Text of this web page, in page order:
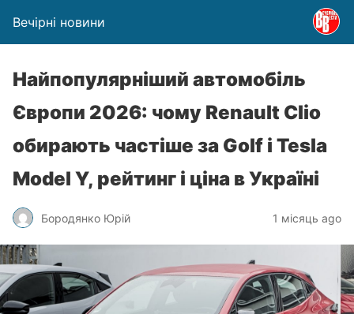
Вечірні новини
Найпопулярніший автомобіль
Європи 2026: чому Renault Clio
обирають частіше за Golf і Tesla
Model Y, рейтинг і ціна в Україні
Бородянко Юрій 1 місяць ago